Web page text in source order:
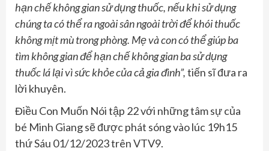
hạn chế không gian sử dụng thuốc, nếu khi sử dụng
chúng ta có thể ra ngoài sân ngoài trời để khói thuốc
không mịt mù trong phòng. Mẹ và con có thể giúp ba
tìm không gian để hạn chế không gian ba sử dụng
thuốc lá lại vì sức khỏe của cả gia đình”,tiến sĩ đưa ra
lời khuyên.
Điều Con Muốn Nói tập 22 với những tâm sự của
bé Minh Giang sẽ được phát sóng vào lúc 19h15
thứ Sáu 01/12/2023 trên VTV9.